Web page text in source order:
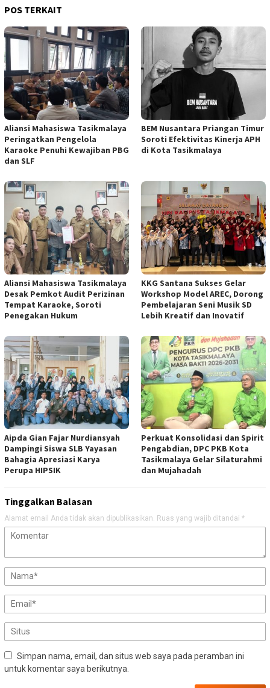
POS TERKAIT
Aliansi Mahasiswa Tasikmalaya
Peringatkan Pengelola
Karaoke Penuhi Kewajiban PBG
dan SLF
BEM Nusantara Priangan Timur
Soroti Efektivitas Kinerja APH
di Kota Tasikmalaya
Aliansi Mahasiswa Tasikmalaya
Desak Pemkot Audit Perizinan
Tempat Karaoke, Soroti
Penegakan Hukum
KKG Santana Sukses Gelar
Workshop Model AREC, Dorong
Pembelajaran Seni Musik SD
Lebih Kreatif dan Inovatif
Aipda Gian Fajar Nurdiansyah
Dampingi Siswa SLB Yayasan
Bahagia Apresiasi Karya
Perupa HIPSIK
Perkuat Konsolidasi dan Spirit
Pengabdian, DPC PKB Kota
Tasikmalaya Gelar Silaturahmi
dan Mujahadah
Tinggalkan Balasan
Alamat email Anda tidak akan dipublikasikan. Ruas yang wajib ditandai *
Simpan nama, email, dan situs web saya pada peramban ini
untuk komentar saya berikutnya.